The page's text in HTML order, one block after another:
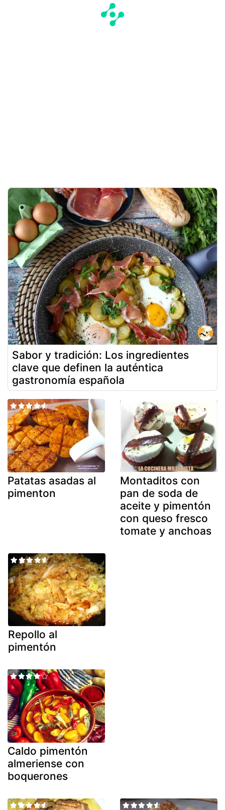
Sabor y tradición: Los ingredientes
clave que definen la auténtica
gastronomía española
Patatas asadas al
pimenton
Montaditos con
pan de soda de
aceite y pimentón
con queso fresco
tomate y anchoas
Repollo al
pimentón
Caldo pimentón
almeriense con
boquerones